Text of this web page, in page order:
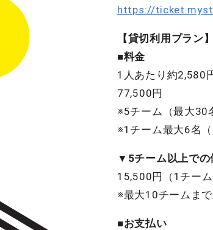
https://
【貸切利用プラン】
■料金
1人あたり約2,580
77,500円
※5チーム（最大30
※1チーム最大6名
▼5チーム以上での
15,500円（1チーム
※最大10チームま
■お支払い